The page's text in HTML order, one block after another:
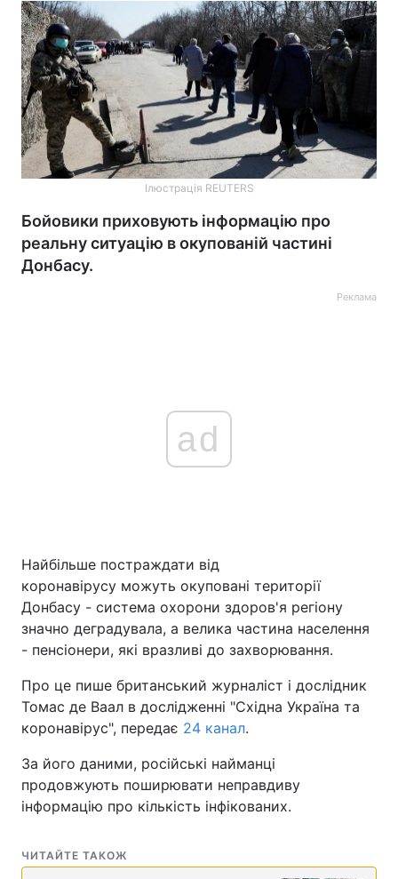
Ілюстрація REUTERS
Бойовики приховують інформацію про
реальну ситуацію в окупованій частині
Донбасу.
Реклама
ad
Найбільше постраждати від
коронавірусу можуть окуповані території
Донбасу - система охорони здоров'я регіону
значно деградувала, а велика частина населення
- пенсіонери, які вразливі до захворювання.
Про це пише британський журналіст і дослідник
Томас де Ваал в дослідженні "Східна Україна та
коронавірус", передає 24 канал.
За його даними, російські найманці
продовжують поширювати неправдиву
інформацію про кількість інфікованих.
ЧИТАЙТЕ ТАКОЖ